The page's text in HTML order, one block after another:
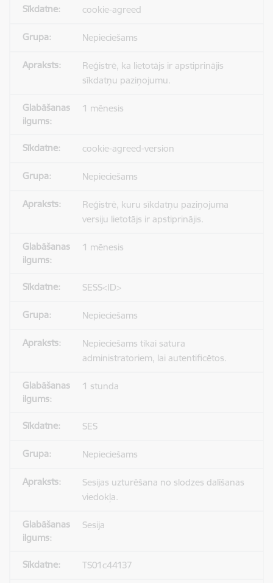
cookie-agreed
Nepieciešams
Reģistrē, ka lietotājs ir apstiprinājis
sīkdatņu paziņojumu.
1 mēnesis
cookie-agreed-version
Nepieciešams
Reģistrē, kuru sīkdatņu paziņojuma
versiju lietotājs ir apstiprinājis.
1 mēnesis
SESS<ID>
Nepieciešams
Nepieciešams tikai satura
administratoriem, lai autentificētos.
1 stunda
SES
Nepieciešams
Sesijas uzturēšana no slodzes dalīšanas
viedokļa.
Sesija
TS01c44137